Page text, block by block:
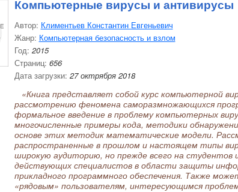
Компьютерные вирусы и антивирусы
Автор: Климентьев Константин Евгеньевич
Жанр: Компьютерная безопасность и взлом
Год: 2015
Страниц: 656
Дата загрузки: 27 октрября 2018
«Книга представляет собой курс компьютерной
рассмотрению феномена саморазмножающихся
формальное введение в проблему компьютерных
многочисленные примеры кода, методики
основе этих методик математические модели.
распространенные в прошлом и настоящем типы
широкую аудиторию, но прежде всего на
действующих специалистов в области защиты
прикладного программного обеспечения. Также
«рядовым» пользователям, интересующимся